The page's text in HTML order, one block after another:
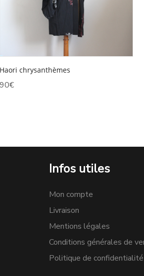
Haori chrysanthèmes
90€
Infos utiles
Mon compte
Livraison
Mentions légales
Conditions générales de
Politique de confidentialité